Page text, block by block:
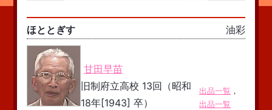
ほととぎす 油彩
甘田早苗
旧制府立高校 13回（昭和
18年[1943] 卒）
出品一覧 ，
出品一覧